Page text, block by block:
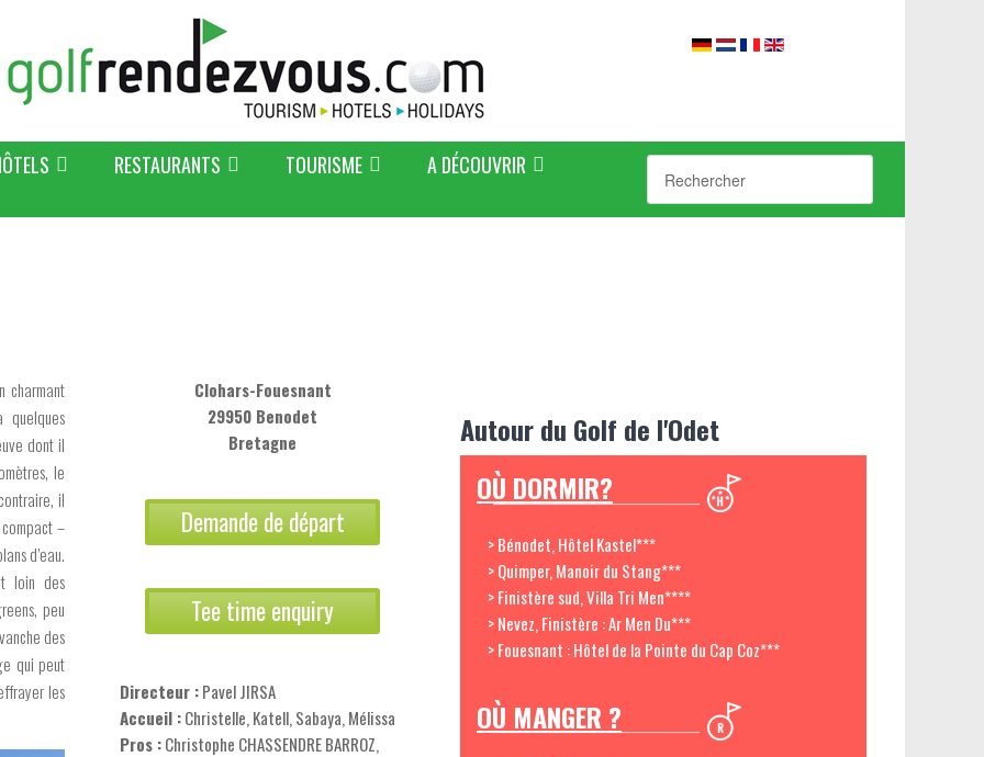
RESTAURANTS TOURISME A DÉCOUVRIR
charmant
dont il
le
il
–
d’eau.
loin des
peu
des
qui peut
les
Clohars-Fouesnant
29950 Benodet
Bretagne
Demande de départ
Tee time enquiry
Directeur :Pavel JIRSA
Accueil :Christelle, Katell, Sabaya, Mélissa
Pros :Christophe CHASSENDRE BARROZ,
Autour du Golf de l'Odet
OÙ DORMIR?
> Bénodet, Hôtel Kastel***
> Quimper, Manoir du Stang***
> Finistère sud, Villa Tri Men****
> Nevez, Finistère : Ar Men Du***
> Fouesnant : Hôtel de la Pointe du Cap Coz***
OÙ MANGER ?